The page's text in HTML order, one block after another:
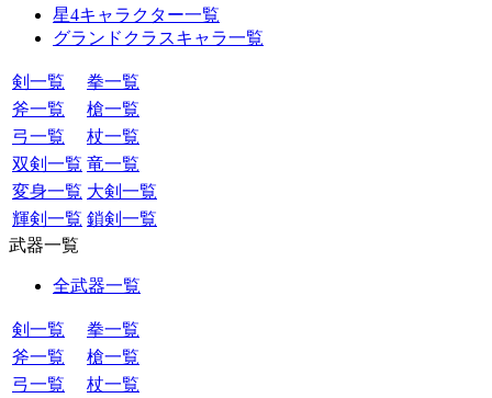
星4キャラクター一覧
グランドクラスキャラ一覧
剣一覧
拳一覧
斧一覧
槍一覧
弓一覧
杖一覧
双剣一覧 竜一覧
変身一覧 大剣一覧
輝剣一覧 鎖剣一覧
武器一覧
全武器一覧
剣一覧
拳一覧
斧一覧
槍一覧
弓一覧
杖一覧